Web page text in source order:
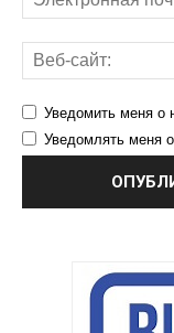
Уведомить меня о
Уведомлять меня